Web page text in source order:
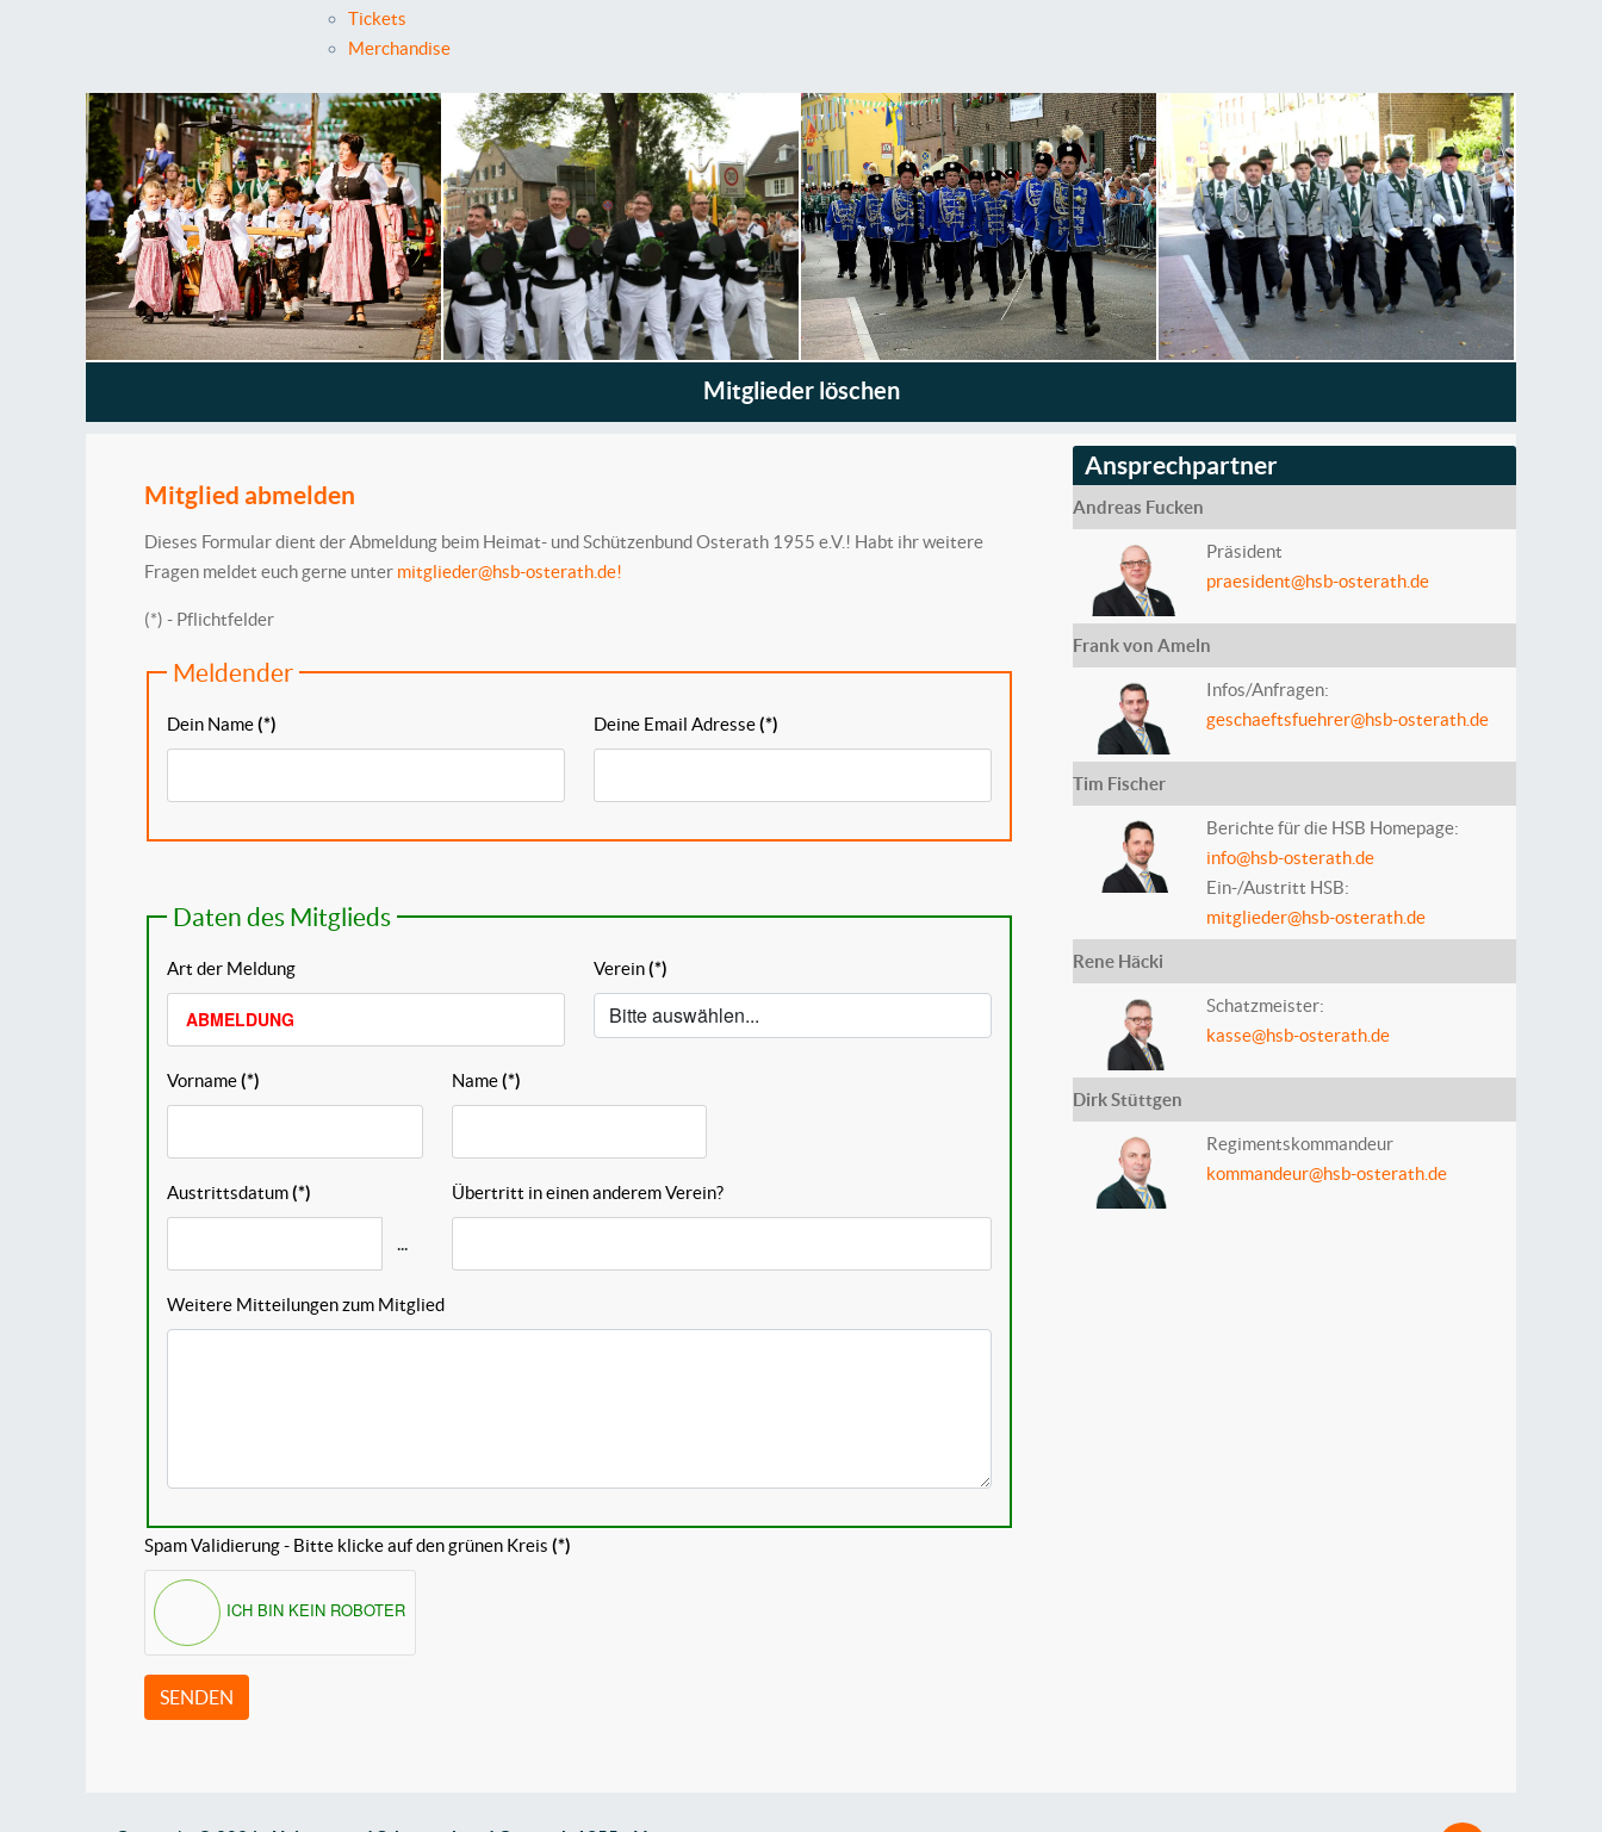
Tickets
Merchandise
Mitglieder löschen
Mitglied abmelden
Dieses Formular dient der Abmeldung beim Heimat- und Schützenbund Osterath 1955 e.V.! Habt ihr weitere
Fragen meldet euch gerne unter mitglieder@hsb-osterath.de!
(*) - Pflichtfelder
Meldender
Dein Name(*) Deine Email Adresse(*)
Daten des Mitglieds
Art der Meldung Verein(*)
Vorname(*) Name(*)
Austrittsdatum(*)
...
Übertritt in einen anderem Verein?
Weitere Mitteilungen zum Mitglied
Spam Validierung - Bitte klicke auf den grünen Kreis (*)
ICH BIN KEIN ROBOTER
SENDEN
Ansprechpartner
Andreas Fucken
Präsident
praesident@hsb-osterath.de
Frank von Ameln
Infos/Anfragen:
geschaeftsfuehrer@hsb-osterath.de
Tim Fischer
Berichte für die HSB Homepage:
info@hsb-osterath.de
Ein-/Austritt HSB:
mitglieder@hsb-osterath.de
Rene Häcki
Schatzmeister:
kasse@hsb-osterath.de
Dirk Stüttgen
Regimentskommandeur
kommandeur@hsb-osterath.de